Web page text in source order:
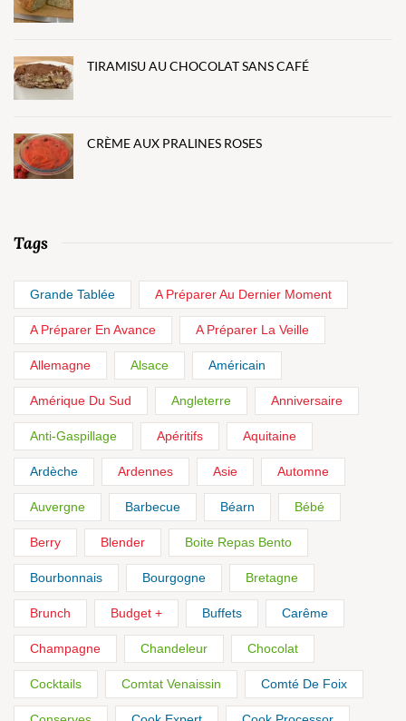
TIRAMISU AU CHOCOLAT SANS CAFÉ
CRÈME AUX PRALINES ROSES
Tags
Grande Tablée A Préparer Au Dernier Moment
A Préparer En Avance A Préparer La Veille
Allemagne Alsace Américain
Amérique Du Sud Angleterre Anniversaire
Anti-Gaspillage Apéritifs Aquitaine
Ardèche Ardennes Asie Automne
Auvergne Barbecue Béarn Bébé
Berry Blender Boite Repas Bento
Bourbonnais Bourgogne Bretagne
Brunch Budget + Buffets Carême
Champagne Chandeleur Chocolat
Cocktails Comtat Venaissin Comté De Foix